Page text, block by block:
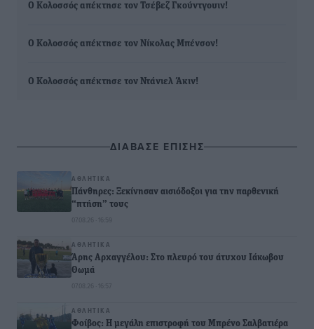
Ο Κολοσσός απέκτησε τον Τσέβεζ Γκούντγουιν!
Ο Κολοσσός απέκτησε τον Νίκολας Μπένσον!
Ο Κολοσσός απέκτησε τον Ντάνιελ Άκιν!
ΔΙΑΒΑΣΕ ΕΠΙΣΗΣ
ΑΘΛΗΤΙΚΆ
Πάνθηρες: Ξεκίνησαν αισιόδοξοι για την παρθενική
“πτήση” τους
07.08.26 · 16:59
ΑΘΛΗΤΙΚΆ
Άρης Αρχαγγέλου: Στο πλευρό του άτυχου Ιάκωβου
Θωμά
07.08.26 · 16:57
ΑΘΛΗΤΙΚΆ
Φοίβος: Η μεγάλη επιστροφή του Μπρένο Σαλβατιέρα